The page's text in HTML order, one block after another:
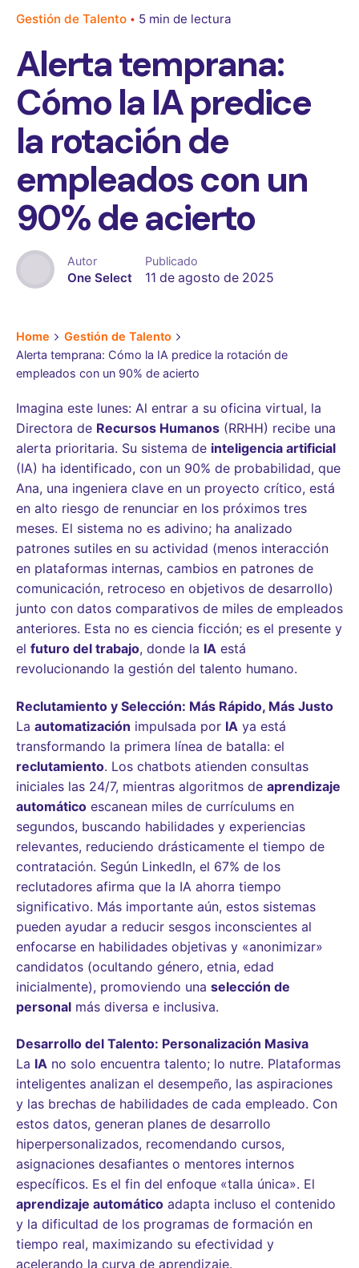
Gestión de Talento 5 min de lectura
Alerta temprana:
Cómo la IA predice
la rotación de
empleados con un
90% de acierto
Autor
One Select
Publicado
11 de agosto de 2025
Home
Gestión de Talento
Alerta temprana: Cómo la IA predice la rotación de
empleados con un 90% de acierto
Imagina este lunes: Al entrar a su oficina virtual, la
Directora de Recursos Humanos (RRHH) recibe una
alerta prioritaria. Su sistema de inteligencia artificial
(IA) ha identificado, con un 90% de probabilidad, que
Ana, una ingeniera clave en un proyecto crítico, está
en alto riesgo de renunciar en los próximos tres
meses. El sistema no es adivino; ha analizado
patrones sutiles en su actividad (menos interacción
en plataformas internas, cambios en patrones de
comunicación, retroceso en objetivos de desarrollo)
junto con datos comparativos de miles de empleados
anteriores. Esta no es ciencia ficción; es el presente y
el futuro del trabajo, donde la IA está
revolucionando la gestión del talento humano.
Reclutamiento y Selección: Más Rápido, Más Justo
La automatización impulsada por IA ya está
transformando la primera línea de batalla: el
reclutamiento. Los chatbots atienden consultas
iniciales las 24/7, mientras algoritmos de aprendizaje
automático escanean miles de currículums en
segundos, buscando habilidades y experiencias
relevantes, reduciendo drásticamente el tiempo de
contratación. Según LinkedIn, el 67% de los
reclutadores afirma que la IA ahorra tiempo
significativo. Más importante aún, estos sistemas
pueden ayudar a reducir sesgos inconscientes al
enfocarse en habilidades objetivas y «anonimizar»
candidatos (ocultando género, etnia, edad
inicialmente), promoviendo una selección de
personal más diversa e inclusiva.
Desarrollo del Talento: Personalización Masiva
La IA no solo encuentra talento; lo nutre. Plataformas
inteligentes analizan el desempeño, las aspiraciones
y las brechas de habilidades de cada empleado. Con
estos datos, generan planes de desarrollo
hiperpersonalizados, recomendando cursos,
asignaciones desafiantes o mentores internos
específicos. Es el fin del enfoque «talla única». El
aprendizaje automático adapta incluso el contenido
y la dificultad de los programas de formación en
tiempo real, maximizando su efectividad y
acelerando la curva de aprendizaje.